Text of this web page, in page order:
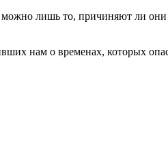
можно лишь то, причиняют ли
нам о временах, которых